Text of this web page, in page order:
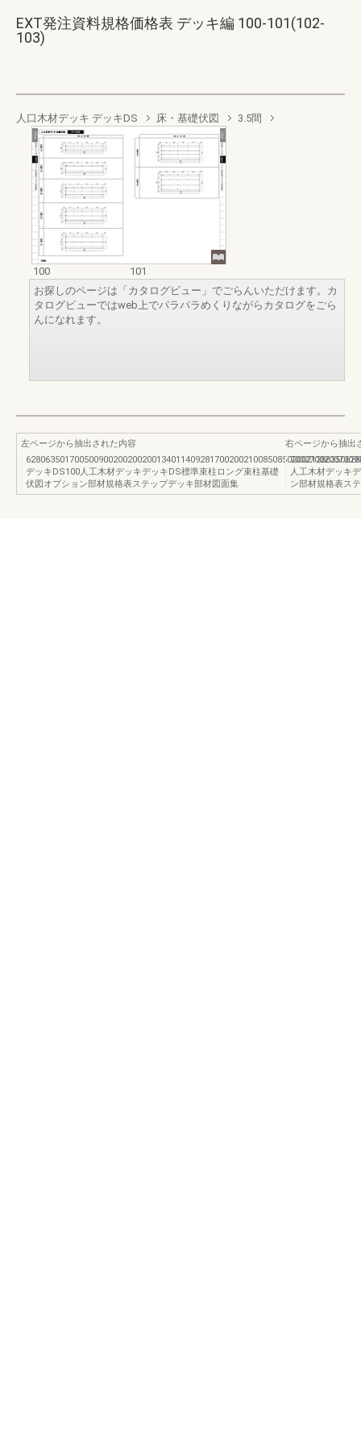
EXT発注資料規格価格表 デッキ編 100-101(102-
103)
人口木材デッキ デッキDS 床・基礎伏図 3.5間
100
101
お探しのページは「カタログビュー」でごらんいただけます。カ
タログビューではweb上でパラパラめくりながらカタログをごら
んになれます。
左ページから抽出された内容
デッキDS100人工木材デッキデッキDS標準束柱ロング束柱基礎
伏図オプション部材規格表ステップデッキ部材図面集
右ページから抽出
人工木材デッキ
ン部材規格表ス